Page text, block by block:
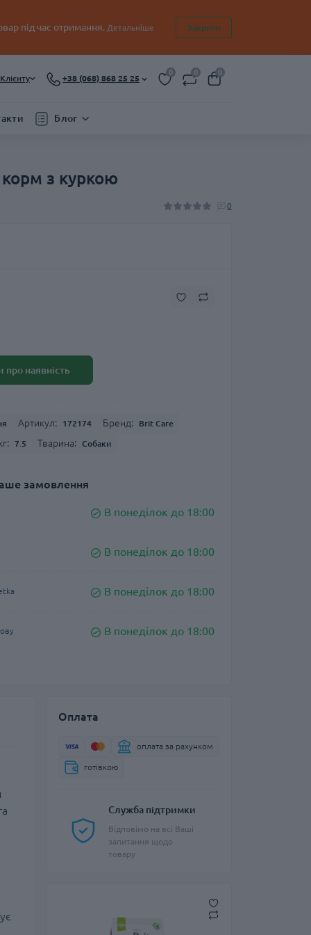
під час отримання. Детальніше Закрити
Клієнту +38 (068) 868 25 25
0 0 0
Блог
з куркою
0
про наявність
Артикул: 172174 Бренд: Brit Care
7.5 Тварина: Собаки
замовлення
В понеділок до 18:00
В понеділок до 18:00
В понеділок до 18:00
В понеділок до 18:00
Оплата
оплата за рахунком
готівкою
Служба підтримки
Відповімо на всі Ваші
запитання щодо
товару